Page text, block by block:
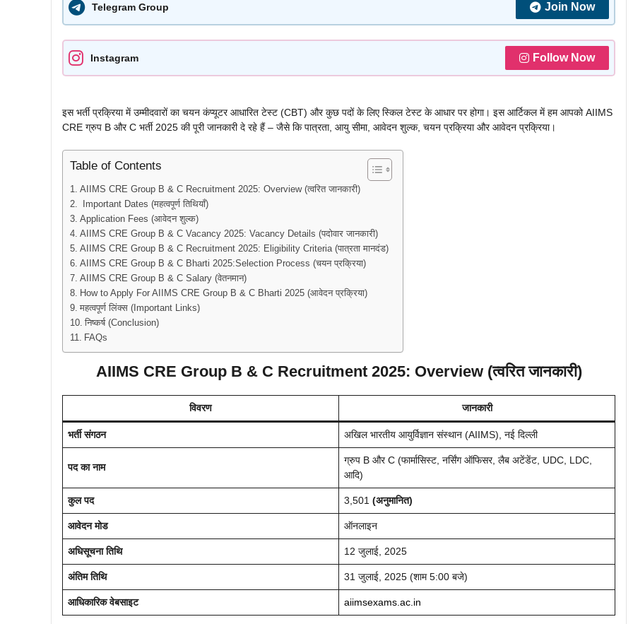
Telegram Group Join Now
Instagram Follow Now
इस भर्ती प्रक्रिया में उम्मीदवारों का चयन कंप्यूटर आधारित टेस्ट (CBT) और कुछ पदों के लिए स्किल टेस्ट के आधार पर होगा। इस आर्टिकल में हम आपको AIIMS
CRE ग्रुप B और C भर्ती 2025 की पूरी जानकारी दे रहे हैं – जैसे कि पात्रता, आयु सीमा, आवेदन शुल्क, चयन प्रक्रिया और आवेदन प्रक्रिया।
Table of Contents
AIIMS CRE Group B & C Recruitment 2025: Overview (त्वरित जानकारी)
Important Dates (महत्वपूर्ण तिथियाँ)
Application Fees (आवेदन शुल्क)
AIIMS CRE Group B & C Vacancy 2025: Vacancy Details (पदोवार जानकारी)
AIIMS CRE Group B & C Recruitment 2025: Eligibility Criteria (पात्रता मानदंड)
AIIMS CRE Group B & C Bharti 2025:Selection Process (चयन प्रक्रिया)
AIIMS CRE Group B & C Salary (वेतनमान)
How to Apply For AIIMS CRE Group B & C Bharti 2025 (आवेदन प्रक्रिया)
महत्वपूर्ण लिंक्स (Important Links)
निष्कर्ष (Conclusion)
FAQs
AIIMS CRE Group B & C Recruitment 2025: Overview (त्वरित जानकारी)
विवरण जानकारी
भर्ती संगठन अखिल भारतीय आयुर्विज्ञान संस्थान (AIIMS), नई दिल्ली
पद का नाम
ग्रुप B और C (फार्मासिस्ट, नर्सिंग ऑफिसर, लैब अटेंडेंट, UDC, LDC,
आदि)
कुल पद 3,501 (अनुमानित)
आवेदन मोड ऑनलाइन
अधिसूचना तिथि 12 जुलाई, 2025
अंतिम तिथि 31 जुलाई, 2025 (शाम 5:00 बजे)
आधिकारिक वेबसाइट aiimsexams.ac.in